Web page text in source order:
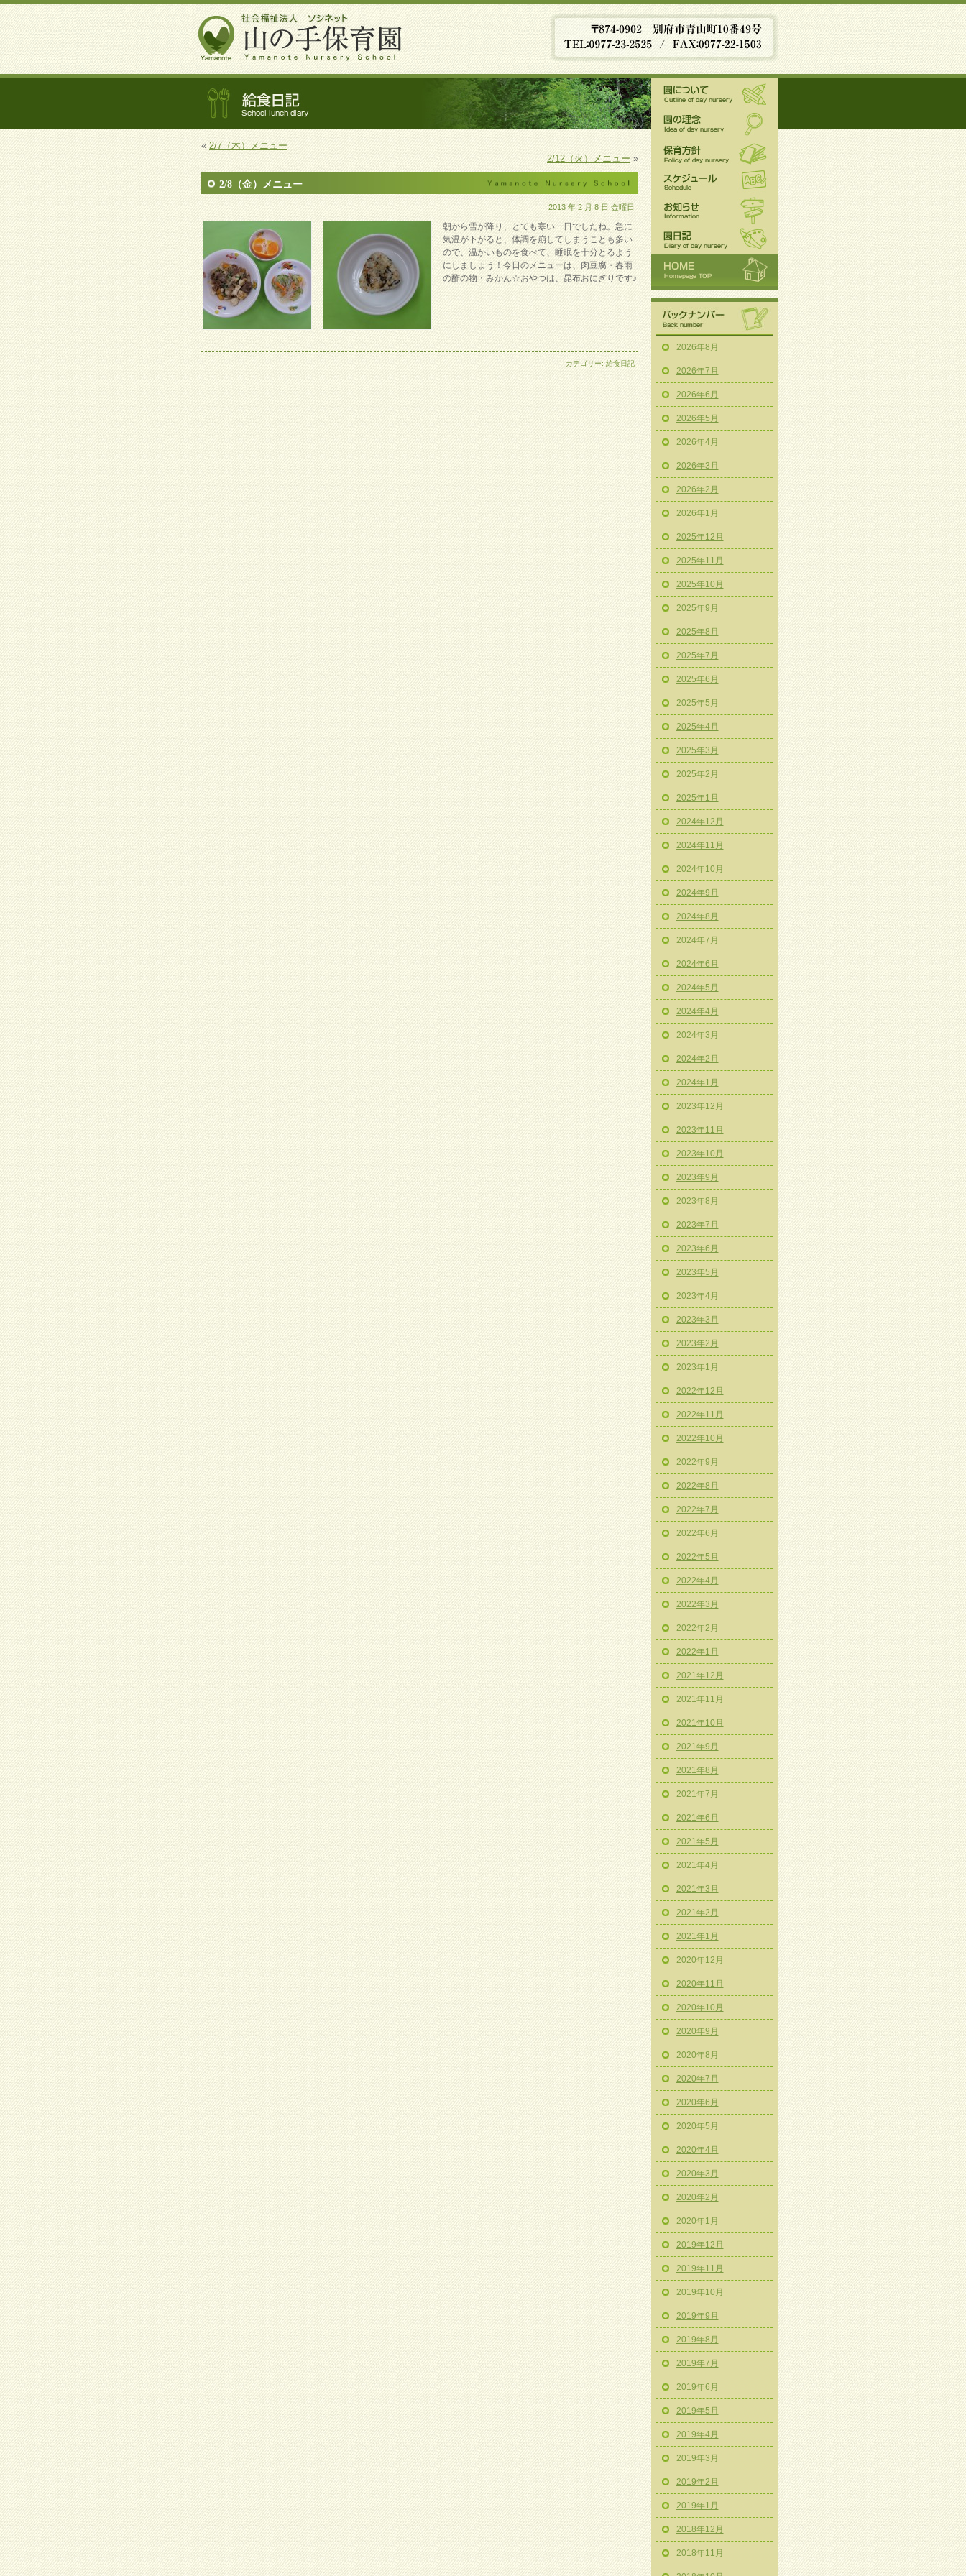
«2/7（木）メニュー
2/12（火）メニュー »
2/8（金）メニュー
2013 年 2 月 8 日 金曜日
朝から雪が降り、とても寒い一日でしたね。急に
気温が下がると、体調を崩してしまうことも多い
ので、温かいものを食べて、睡眠を十分とるよう
にしましょう！今日のメニューは、肉豆腐・春雨
の酢の物・みかん☆おやつは、昆布おにぎりです♪
カテゴリー:給食日記
2026年8月
2026年7月
2026年6月
2026年5月
2026年4月
2026年3月
2026年2月
2026年1月
2025年12月
2025年11月
2025年10月
2025年9月
2025年8月
2025年7月
2025年6月
2025年5月
2025年4月
2025年3月
2025年2月
2025年1月
2024年12月
2024年11月
2024年10月
2024年9月
2024年8月
2024年7月
2024年6月
2024年5月
2024年4月
2024年3月
2024年2月
2024年1月
2023年12月
2023年11月
2023年10月
2023年9月
2023年8月
2023年7月
2023年6月
2023年5月
2023年4月
2023年3月
2023年2月
2023年1月
2022年12月
2022年11月
2022年10月
2022年9月
2022年8月
2022年7月
2022年6月
2022年5月
2022年4月
2022年3月
2022年2月
2022年1月
2021年12月
2021年11月
2021年10月
2021年9月
2021年8月
2021年7月
2021年6月
2021年5月
2021年4月
2021年3月
2021年2月
2021年1月
2020年12月
2020年11月
2020年10月
2020年9月
2020年8月
2020年7月
2020年6月
2020年5月
2020年4月
2020年3月
2020年2月
2020年1月
2019年12月
2019年11月
2019年10月
2019年9月
2019年8月
2019年7月
2019年6月
2019年5月
2019年4月
2019年3月
2019年2月
2019年1月
2018年12月
2018年11月